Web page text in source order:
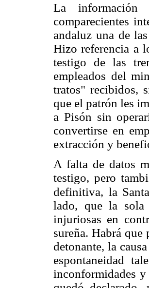
La información
comparecientes
andaluz una de
Hizo referencia a
testigo de las
empleados del
tratos" recibidos,
que el patrón les
a Pisón sin
convertirse en
extracción y
A falta de datos
testigo, pero
definitiva, la
lado, que la sola
injuriosas en
sureña. Habrá que
detonante, la
espontaneidad
inconformidades